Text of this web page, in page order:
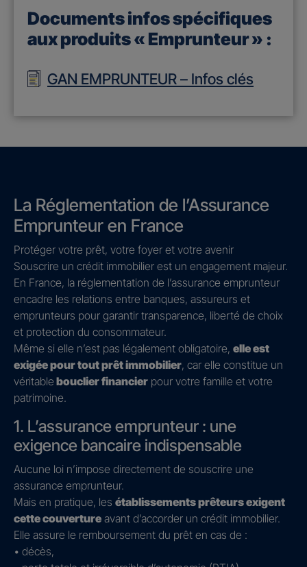
Documents infos spécifiques
aux produits « Emprunteur » :
GAN EMPRUNTEUR – Infos clés
La Réglementation de l’Assurance
Emprunteur en France
Protéger votre prêt, votre foyer et votre avenir
Souscrire un crédit immobilier est un engagement majeur.
En France, la réglementation de l’assurance emprunteur
encadre les relations entre banques, assureurs et
emprunteurs pour garantir transparence, liberté de choix
et protection du consommateur.
Même si elle n’est pas légalement obligatoire, elle est
exigée pour tout prêt immobilier, car elle constitue un
véritable bouclier financier pour votre famille et votre
patrimoine.
1. L’assurance emprunteur : une
exigence bancaire indispensable
Aucune loi n’impose directement de souscrire une
assurance emprunteur.
Mais en pratique, les établissements prêteurs exigent
cette couverture avant d’accorder un crédit immobilier.
Elle assure le remboursement du prêt en cas de :
• décès,